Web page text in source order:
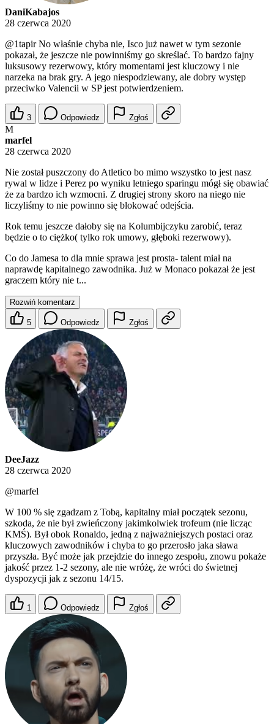
DaniKabajos
28 czerwca 2020
@1tapirNo właśnie chyba nie, Isco już nawet w tym sezonie
pokazał, że jeszcze nie powinniśmy go skreślać. To bardzo fajny
luksusowy rezerwowy, który momentami jest kluczowy i nie
narzeka na brak gry. A jego niespodziewany, ale dobry występ
przeciwko Valencii w SP jest potwierdzeniem.
3 Odpowiedz Zgłoś
M
marfel
28 czerwca 2020
Nie został puszczony do Atletico bo mimo wszystko to jest nasz
rywal w lidze i Perez po wyniku letniego sparingu mógł się obawiać
że za bardzo ich wzmocni. Z drugiej strony skoro na niego nie
liczyliśmy to nie powinno się blokować odejścia.
Rok temu jeszcze dałoby się na Kolumbijczyku zarobić, teraz
będzie o to ciężko( tylko rok umowy, głęboki rezerwowy).
Co do Jamesa to dla mnie sprawa jest prosta- talent miał na
naprawdę kapitalnego zawodnika. Już w Monaco pokazał że jest
graczem który nie t...
Rozwiń komentarz
5 Odpowiedz Zgłoś
DeeJazz
28 czerwca 2020
@marfel
W 100 % się zgadzam z Tobą, kapitalny miał początek sezonu,
szkoda, że nie był zwieńczony jakimkolwiek trofeum (nie licząc
KMŚ). Był obok Ronaldo, jedną z najważniejszych postaci oraz
kluczowych zawodników i chyba to go przerosło jaka sława
przyszła. Być może jak przejdzie do innego zespołu, znowu pokaże
jakość przez 1-2 sezony, ale nie wróżę, że wróci do świetnej
dyspozycji jak z sezonu 14/15.
1 Odpowiedz Zgłoś